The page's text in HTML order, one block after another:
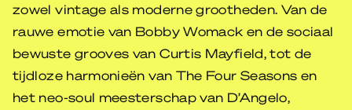
zowel vintage als moderne grootheden. Van de
rauwe emotie van Bobby Womack en de sociaal
bewuste grooves van Curtis Mayfield, tot de
tijdloze harmonieën van The Four Seasons en
het neo-soul meesterschap van D’Angelo,